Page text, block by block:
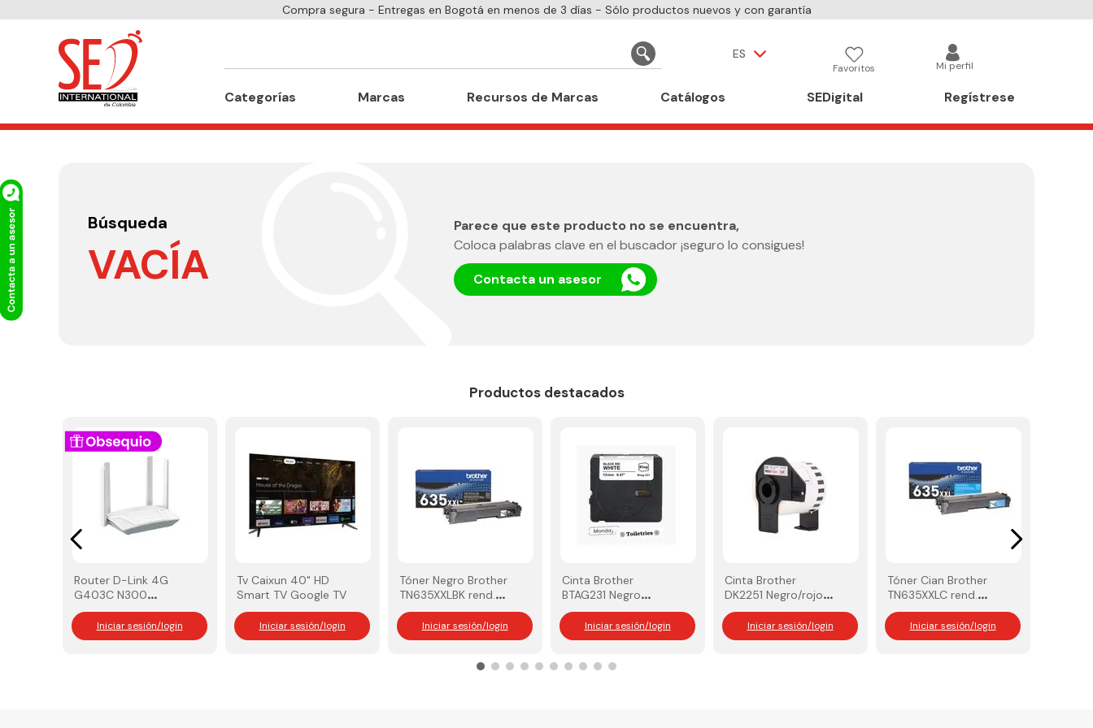
Compra segura - Entregas en Bogotá en menos de 3 días - Sólo productos nuevos y con garantía
ES
Favoritos Mi perfil
Categorías Marcas Recursos de Marcas Catálogos SEDigital Regístrese
Búsqueda
VACÍA
Parece que este producto no se encuentra,
Coloca palabras clave en el buscador ¡seguro lo consigues!
Contacta un asesor
Productos destacados
Router D-Link 4G
G403C N300
(Compra 10 y lleva
GRATIS 1 Adaptador
D‑Link DIR-825M)
Iniciar sesión/login
Tv Caixun 40" HD
Smart TV Google TV
Iniciar sesión/login
Tóner Negro Brother
TN635XXLBK rend.
7.500 Pág
Iniciar sesión/login
Cinta Brother
BTAG231 Negro
sobre blanco 12MM
Iniciar sesión/login
Cinta Brother
DK2251 Negro/rojo
sobre blanco
Iniciar sesión/login
Tóner Cian Brother
TN635XXLC rend.
6.500 Pág
Iniciar sesión/login